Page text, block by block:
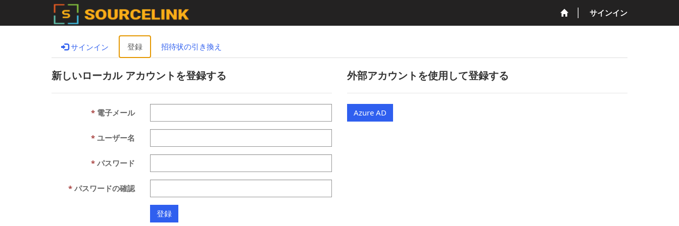
サインイン
サインイン 登録 招待状の引き換え
新しいローカル アカウントを登録する
電子メール
ユーザー名
パスワード
パスワードの確認
外部アカウントを使用して登録する
Azure AD